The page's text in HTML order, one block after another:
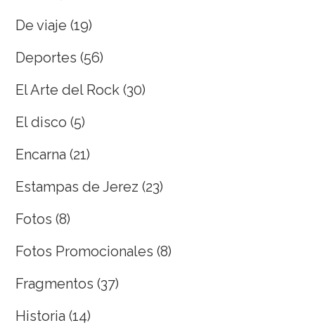
De viaje (19)
Deportes (56)
El Arte del Rock (30)
El disco (5)
Encarna (21)
Estampas de Jerez (23)
Fotos (8)
Fotos Promocionales (8)
Fragmentos (37)
Historia (14)